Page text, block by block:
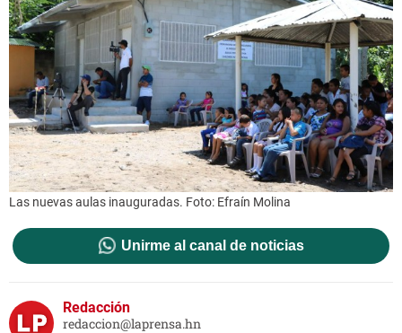
Las nuevas aulas inauguradas. Foto: Efraín Molina
Unirme al canal de noticias
Redacción
redaccion@laprensa.hn